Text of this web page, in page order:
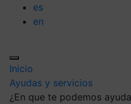
es
en
Inicio
Ayudas y servicios
¿En que te podemos